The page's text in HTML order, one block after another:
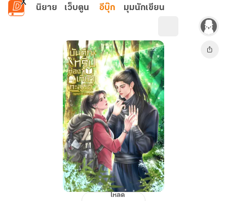
ข้ามไปยังเนื้อหาหลัก
นิยาย เว็บตูน อีบุ๊ก มุมนักเขียน
โหลด